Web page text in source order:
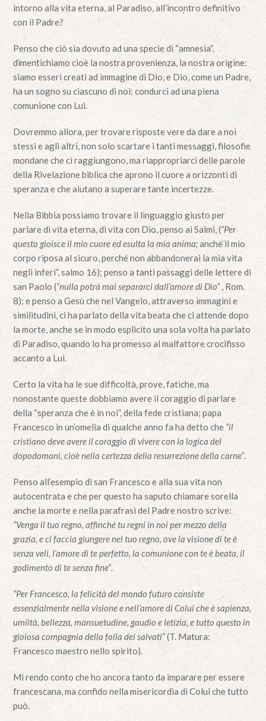
intorno alla vita eterna, al Paradiso, all’incontro definitivo
con il Padre?
Penso che ciò sia dovuto ad una specie di “amnesia”,
dimentichiamo cioè la nostra provenienza, la nostra origine:
siamo esseri creati ad immagine di Dio, e Dio, come un Padre,
ha un sogno su ciascuno di noi: condurci ad una piena
comunione con Lui.
Dovremmo allora, per trovare risposte vere da dare a noi
stessi e agli altri, non solo scartare i tanti messaggi, filosofie
mondane che ci raggiungono, ma riappropriarci delle parole
della Rivelazione biblica che aprono il cuore a orizzonti di
speranza e che aiutano a superare tante incertezze.
Nella Bibbia possiamo trovare il linguaggio giusto per
parlare di vita eterna, di vita con Dio, penso ai Salmi, (“Per
questo gioisce il mio cuore ed esulta la mia anima;anche il mio
corpo riposa al sicuro, perché non abbandonerai la mia vita
negli inferi”, salmo 16); penso a tanti passaggi delle lettere di
san Paolo (“nulla potrà mai separarci dall’amore di Dio”, Rom.
8); e penso a Gesù che nel Vangelo, attraverso immagini e
similitudini, ci ha parlato della vita beata che ci attende dopo
la morte, anche se in modo esplicito una sola volta ha parlato
di Paradiso, quando lo ha promesso al malfattore crocifisso
accanto a Lui.
Certo la vita ha le sue difficoltà, prove, fatiche, ma
nonostante queste dobbiamo avere il coraggio di parlare
della “speranza che è in noi”, della fede cristiana; papa
Francesco in un’omelia di qualche anno fa ha detto che “il
cristiano deve avere il coraggio di vivere con la logica del
dopodomani, cioè nella certezza della resurrezione della carne”.
Penso all’esempio di san Francesco e alla sua vita non
autocentrata e che per questo ha saputo chiamare sorella
anche la morte e nella parafrasi del Padre nostro scrive:
“Venga il tuo regno, affinché tu regni in noi per mezzo della
grazia, e ci faccia giungere nel tuo regno, ove la visione di te è
senza veli, l’amore di te perfetto, la comunione con te è beata, il
godimento di te senza fine”.
“Per Francesco, la felicità del mondo futuro consiste
essenzialmente nella visione e nell’amore di Colui che è sapienza,
umiltà, bellezza, mansuetudine, gaudio e letizia, e tutto questo in
gioiosa compagnia della folla dei salvati”(T. Matura:
Francesco maestro nello spirito).
Mi rendo conto che ho ancora tanto da imparare per essere
francescana, ma confido nella misericordia di Colui che tutto
può.